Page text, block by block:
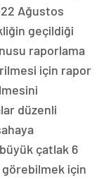
Ağustos
geçildiği
raporlama
için rapor
düzenli
çatlak 6
için